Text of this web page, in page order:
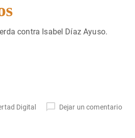
contra Isabel Díaz Ayuso.
Digital Dejar un comentario